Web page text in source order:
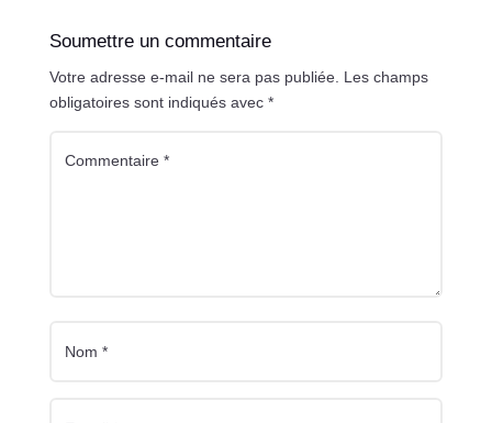
Soumettre un commentaire
Votre adresse e-mail ne sera pas publiée. Les champs
obligatoires sont indiqués avec *